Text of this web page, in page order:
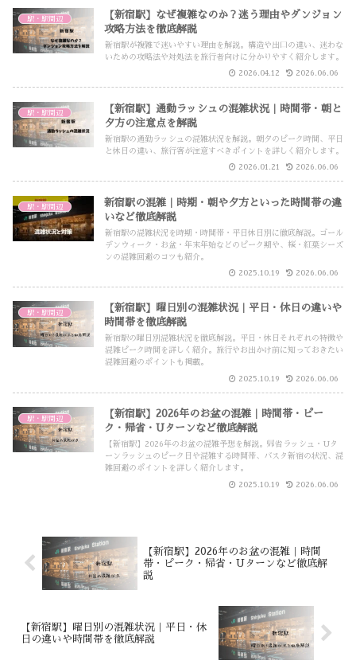
駅・駅周辺
【新宿駅】なぜ複雑なのか？迷う理由やダンジョン
攻略方法を徹底解説
新宿駅が複雑で迷いやすい理由を解説。構造や出口の違い、迷わな
いための攻略法や対処法を旅行者向けに分かりやすく紹介します。
2026.04.12 2026.06.06
駅・駅周辺
【新宿駅】通勤ラッシュの混雑状況｜時間帯・朝と
夕方の注意点を解説
新宿駅の通勤ラッシュの混雑状況を解説。朝夕のピーク時間、平日
と休日の違い、旅行客が注意すべきポイントを詳しく紹介します。
2026.01.21 2026.06.06
駅・駅周辺
新宿駅の混雑｜時期・朝や夕方といった時間帯の違
いなど徹底解説
新宿駅の混雑状況を時期・時間帯・平日休日別に徹底解説。ゴール
デンウィーク・お盆・年末年始などのピーク期や、桜・紅葉シーズ
ンの混雑回避のコツも紹介。
2025.10.19 2026.06.06
駅・駅周辺
【新宿駅】曜日別の混雑状況｜平日・休日の違いや
時間帯を徹底解説
新宿駅の曜日別混雑状況を徹底解説。平日・休日それぞれの特徴や
混雑ピーク時間を詳しく紹介。旅行やお出かけ前に知っておきたい
混雑回避のポイントも掲載。
2025.10.19 2026.06.06
駅・駅周辺
【新宿駅】2026年のお盆の混雑｜時間帯・ピー
ク・帰省・Uターンなど徹底解説
【新宿駅】2026年のお盆の混雑予想を解説。帰省ラッシュ・Uタ
ーンラッシュのピーク日や混雑する時間帯、バスタ新宿の状況、混
雑回避のポイントを詳しく紹介します。
2025.10.19 2026.06.06
【新宿駅】2026年のお盆の混雑｜時間
帯・ピーク・帰省・Uターンなど徹底解
説
【新宿駅】曜日別の混雑状況｜平日・休
日の違いや時間帯を徹底解説